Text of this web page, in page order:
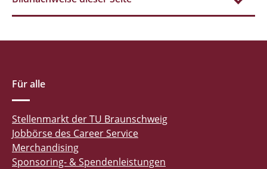
Für alle
Stellenmarkt der TU Braunschweig
Jobbörse des Career Service
Merchandising
Sponsoring- & Spendenleistungen